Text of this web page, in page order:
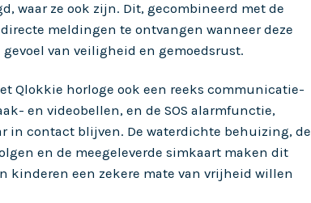
waar ze ook zijn. Dit, gecombineerd met de
meldingen te ontvangen wanneer deze
van veiligheid en gemoedsrust.
Qlokkie horloge ook een reeks communicatie-
en videobellen, en de SOS alarmfunctie,
in contact blijven. De waterdichte behuizing, de
en de meegeleverde simkaart maken dit
kinderen een zekere mate van vrijheid willen